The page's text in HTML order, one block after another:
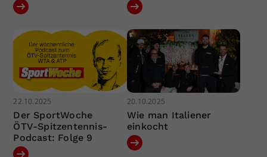
22.10.2025
Der SportWoche
ÖTV-Spitzentennis-
Podcast: Folge 9
20.10.2025
Wie man Italiener
einkocht